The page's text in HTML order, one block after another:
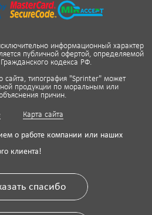
информационный характер
публичной офертой, определяемой
кодекса РФ.
сайта, типография "Sprinter" может
продукции по моральным или
причин.
Карта сайта
о работе компании или наших
клиента!
спасибо